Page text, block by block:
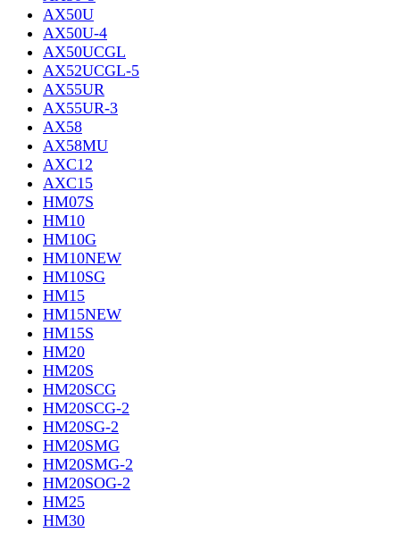
AX50U
AX50U-4
AX50UCGL
AX52UCGL-5
AX55UR
AX55UR-3
AX58
AX58MU
AXC12
AXC15
HM07S
HM10
HM10G
HM10NEW
HM10SG
HM15
HM15NEW
HM15S
HM20
HM20S
HM20SCG
HM20SCG-2
HM20SG-2
HM20SMG
HM20SMG-2
HM20SOG-2
HM25
HM30